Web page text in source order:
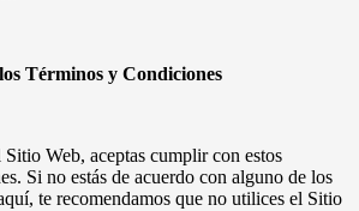
Términos y Condiciones
Web, aceptas cumplir con estos
Si no estás de acuerdo con alguno de los
te recomendamos que no utilices el Sitio